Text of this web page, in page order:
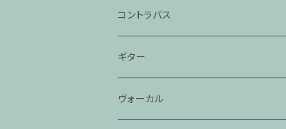
コントラバス
ギター
ヴォーカル